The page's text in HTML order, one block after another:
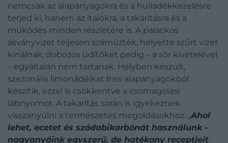
nemcsak az alapanyagokra és a hulladékkezelésre
terjed ki, hanem az italokra, a takarításra és a
működés minden részletére is. A palackos
ásványvizet teljesen száműzték, helyette szűrt vizet
kínálnak, dobozos üdítőket pedig – a sör kivételével
– egyáltalán nem tartanak. Helyben készült,
szezonális limonádéikat friss alapanyagokból
készítik, ezzel is csökkentve a csomagolási
lábnyomot. A takarítás során is igyekeznek
visszanyúlni a természetes megoldásokhoz: „Ahol
lehet, ecetet és szódabikarbónát használunk –
nagyanyáink egyszerű, de hatékony receptjeit